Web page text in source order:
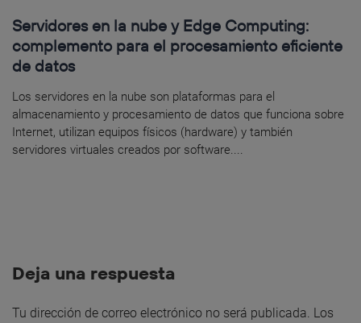
Servidores en la nube y Edge Computing:
complemento para el procesamiento eficiente
de datos
Los servidores en la nube son plataformas para el
almacenamiento y procesamiento de datos que funciona sobre
Internet, utilizan equipos físicos (hardware) y también
servidores virtuales creados por software....
Deja una respuesta
Tu dirección de correo electrónico no será publicada. Los